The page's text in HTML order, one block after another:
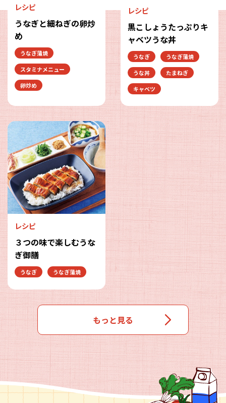
レシピ
うなぎと細ねぎの卵炒
め
うなぎ蒲焼
スタミナメニュー
卵炒め
レシピ
黒こしょうたっぷりキ
ャベツうな丼
うなぎ
うなぎ蒲焼
うな丼
たまねぎ
キャベツ
レシピ
３つの味で楽しむうな
ぎ御膳
うなぎ うなぎ蒲焼
もっと見る